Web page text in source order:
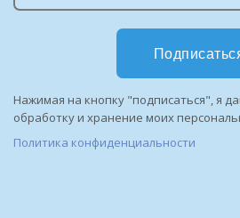
Нажимая на кнопку "подписаться", я
обработку и хранение моих
Политика конфиденциальности